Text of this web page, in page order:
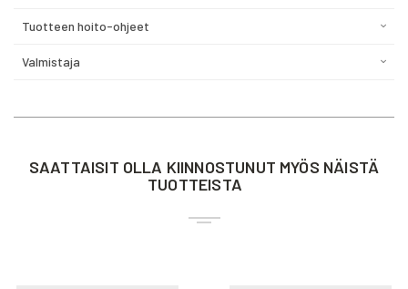
Tuotteen hoito-ohjeet
Valmistaja
SAATTAISIT OLLA KIINNOSTUNUT MYÖS NÄISTÄ
TUOTTEISTA